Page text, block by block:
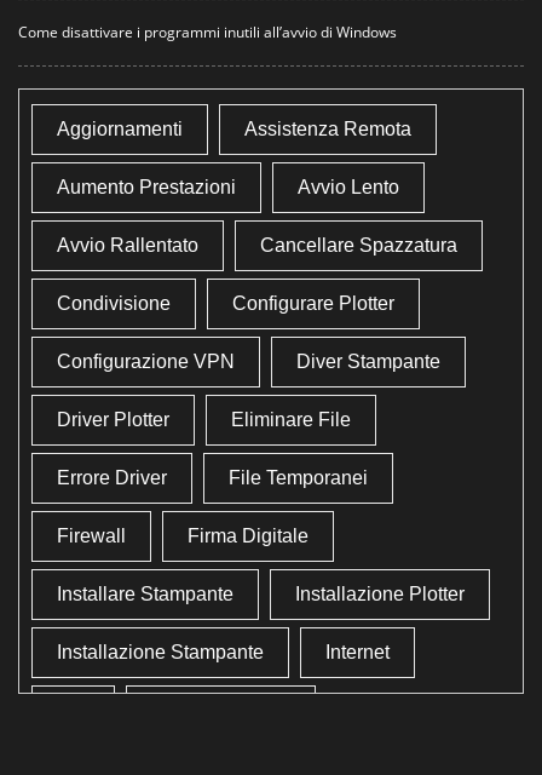
Come disattivare i programmi inutili all’avvio di Windows
Aggiornamenti Assistenza Remota
Aumento Prestazioni Avvio Lento
Avvio Rallentato Cancellare Spazzatura
Condivisione Configurare Plotter
Configurazione VPN Diver Stampante
Driver Plotter Eliminare File
Errore Driver File Temporanei
Firewall Firma Digitale
Installare Stampante Installazione Plotter
Installazione Stampante Internet